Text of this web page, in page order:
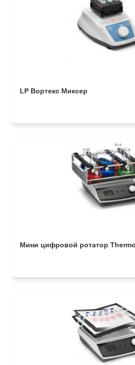
LP Вортекс Миксер
Мини цифровой ротатор